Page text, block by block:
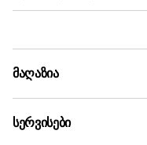
მაღაზია
სერვისები